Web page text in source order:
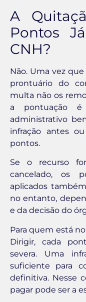
A
Pontos
CNH?
Não. Uma vez
prontuário do
multa não os
a pontuação
administrativo
infração antes
pontos.
Se o recurso
cancelado, os
aplicados
no entanto,
e da decisão do
Para quem está
Dirigir, cada
severa. Uma
suficiente para
definitiva. Nesse
pagar pode ser a